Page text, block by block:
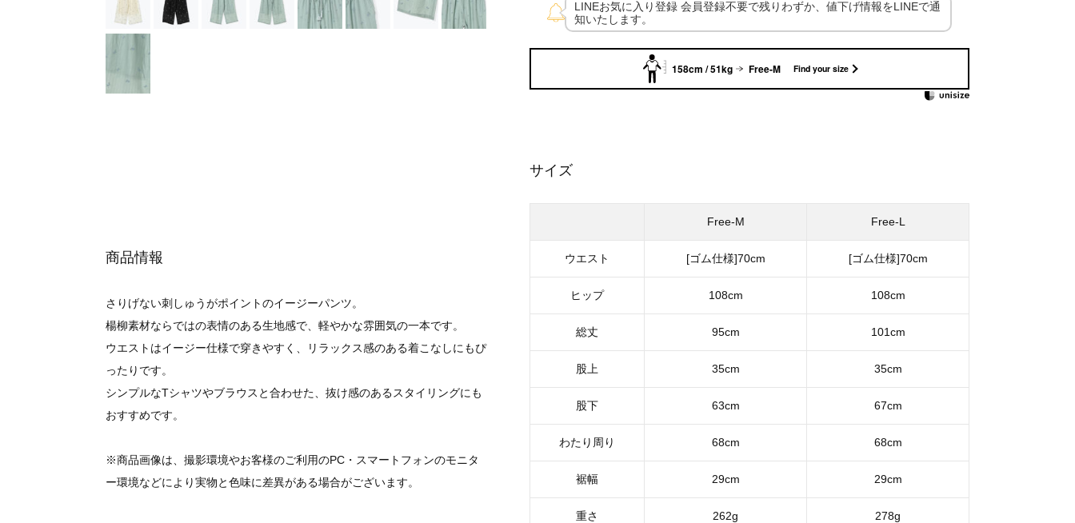
商品情報
さりげない刺しゅうがポイントのイージーパンツ。
楊柳素材ならではの表情のある生地感で、軽やかな雰囲気の一本です。
ウエストはイージー仕様で穿きやすく、リラックス感のある着こなしにもぴ
ったりです。
シンプルなTシャツやブラウスと合わせた、抜け感のあるスタイリングにも
おすすめです。
※商品画像は、撮影環境やお客様のご利用のPC・スマートフォンのモニタ
ー環境などにより実物と色味に差異がある場合がございます。
LINEお気に入り登録 会員登録不要で残りわずか、値下げ情報をLINEで通
知いたします。
158cm / 51kg Free-M Find your size
サイズ
Free-M Free-L
ウエスト [ゴム仕様]70cm [ゴム仕様]70cm
ヒップ 108cm 108cm
総丈 95cm 101cm
股上 35cm 35cm
股下 63cm 67cm
わたり周り 68cm 68cm
裾幅 29cm 29cm
重さ 262g 278g